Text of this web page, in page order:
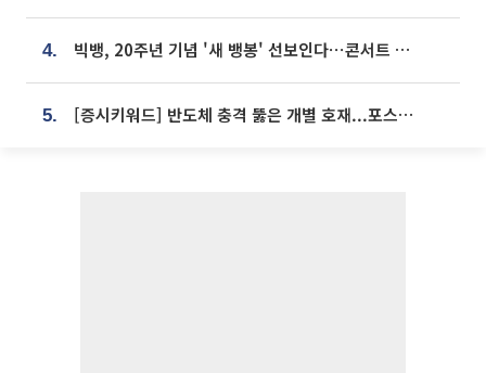
4. 빅뱅, 20주년 기념 '새 뱅봉' 선보인다⋯콘서트 앞두고 팝업 개최
5. [증시키워드] 반도체 충격 뚫은 개별 호재...포스코퓨처엠·에코프로·한화솔루션 '눈길'